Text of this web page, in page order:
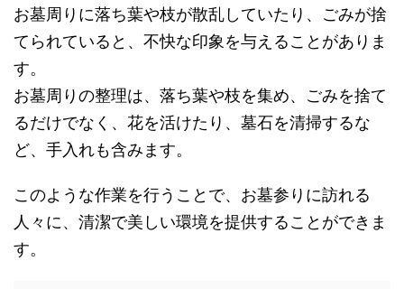
お墓周りに落ち葉や枝が散乱していたり、ごみが捨
てられていると、不快な印象を与えることがありま
す。
お墓周りの整理は、落ち葉や枝を集め、ごみを捨て
るだけでなく、花を活けたり、墓石を清掃するな
ど、手入れも含みます。
このような作業を行うことで、お墓参りに訪れる
人々に、清潔で美しい環境を提供することができま
す。